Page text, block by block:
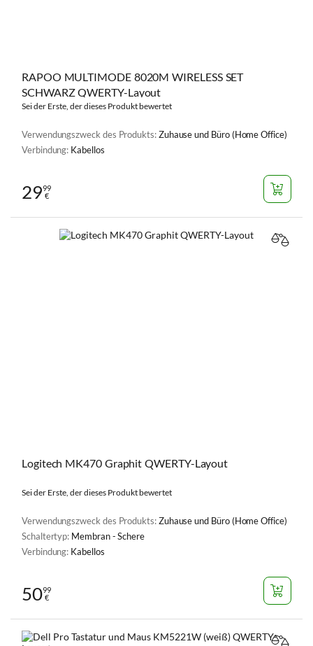
RAPOO MULTIMODE 8020M WIRELESS SET
SCHWARZ QWERTY-Layout
Sei der Erste, der dieses Produkt bewertet
Verwendungszweck des Produkts:Zuhause und Büro (Home Office)
Verbindung: Kabellos
2999
€
Logitech MK470 Graphit QWERTY-Layout
Sei der Erste, der dieses Produkt bewertet
Verwendungszweck des Produkts:Zuhause und Büro (Home Office)
Schaltertyp: Membran - Schere
Verbindung: Kabellos
5099
€